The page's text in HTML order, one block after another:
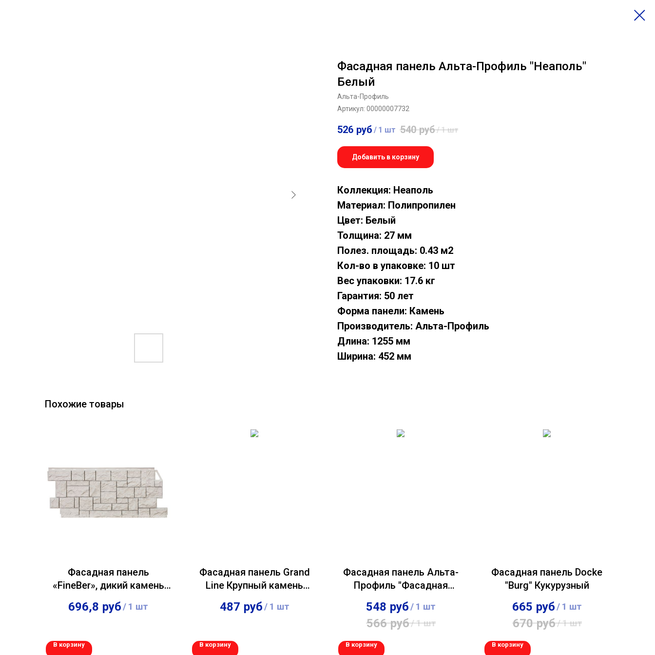
Фасадная панель Альта-Профиль "Неаполь"
Белый
Альта-Профиль
Артикул: 00000007732
526 руб / 1 шт 540 руб/1 шт
Добавить в корзину
Коллекция: Неаполь
Материал: Полипропилен
Цвет: Белый
Толщина: 27 мм
Полез. площадь: 0.43 м2
Кол-во в упаковке: 10 шт
Вес упаковки: 17.6 кг
Гарантия: 50 лет
Форма панели: Камень
Производитель: Альта-Профиль
Длина: 1255 мм
Ширина: 452 мм
Похожие товары
Фасадная панель
«FineBer», дикий камень
мелованный белый
696,8 руб/ 1 шт
В корзину
Фасадная панель Grand
Line Крупный камень
Стандарт бежевая
487 руб/ 1 шт
В корзину
Фасадная панель Альта-
Профиль "Фасадная
плитка" Златолит
548 руб/ 1 шт
566 руб/1 шт
В корзину
Фасадная панель Docke
"Burg" Кукурузный
665 руб/ 1 шт
670 руб/1 шт
В корзину